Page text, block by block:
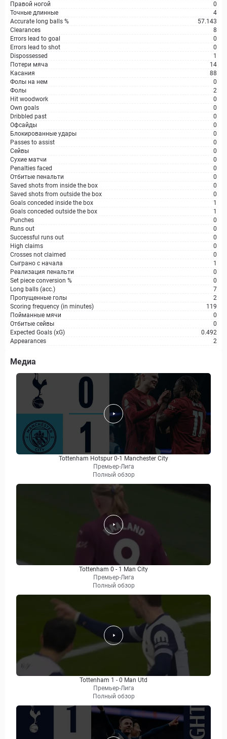
Правой ногой
0
Точные длинные
4
Accurate long balls %
57.143
Clearances
8
Errors lead to goal
0
Errors lead to shot
0
Dispossessed
1
Потери мяча
14
Касания
88
Фолы на нем
0
Фолы
2
Hit woodwork
0
Own goals
0
Dribbled past
0
Офсайды
0
Блокированные удары
0
Passes to assist
0
Сейвы
0
Сухие матчи
0
Penalties faced
0
Отбитые пенальти
0
Saved shots from inside the box
0
Saved shots from outside the box
0
Goals conceded inside the box
1
Goals conceded outside the box
1
Punches
0
Runs out
0
Successful runs out
0
High claims
0
Crosses not claimed
0
Сыграно с начала
1
Реализация пенальти
0
Set piece conversion %
0
Long balls (acc.)
7
Пропущенные голы
2
Scoring frequency (in minutes)
119
Пойманные мячи
0
Отбитые сейвы
0
Expected Goals (xG)
0.492
Appearances
2
Медиа
Tottenham Hotspur 0-1 Manchester City
Премьер-Лига
Полный обзор
Tottenham 0 - 1 Man City
Премьер-Лига
Полный обзор
Tottenham 1 - 0 Man Utd
Премьер-Лига
Полный обзор